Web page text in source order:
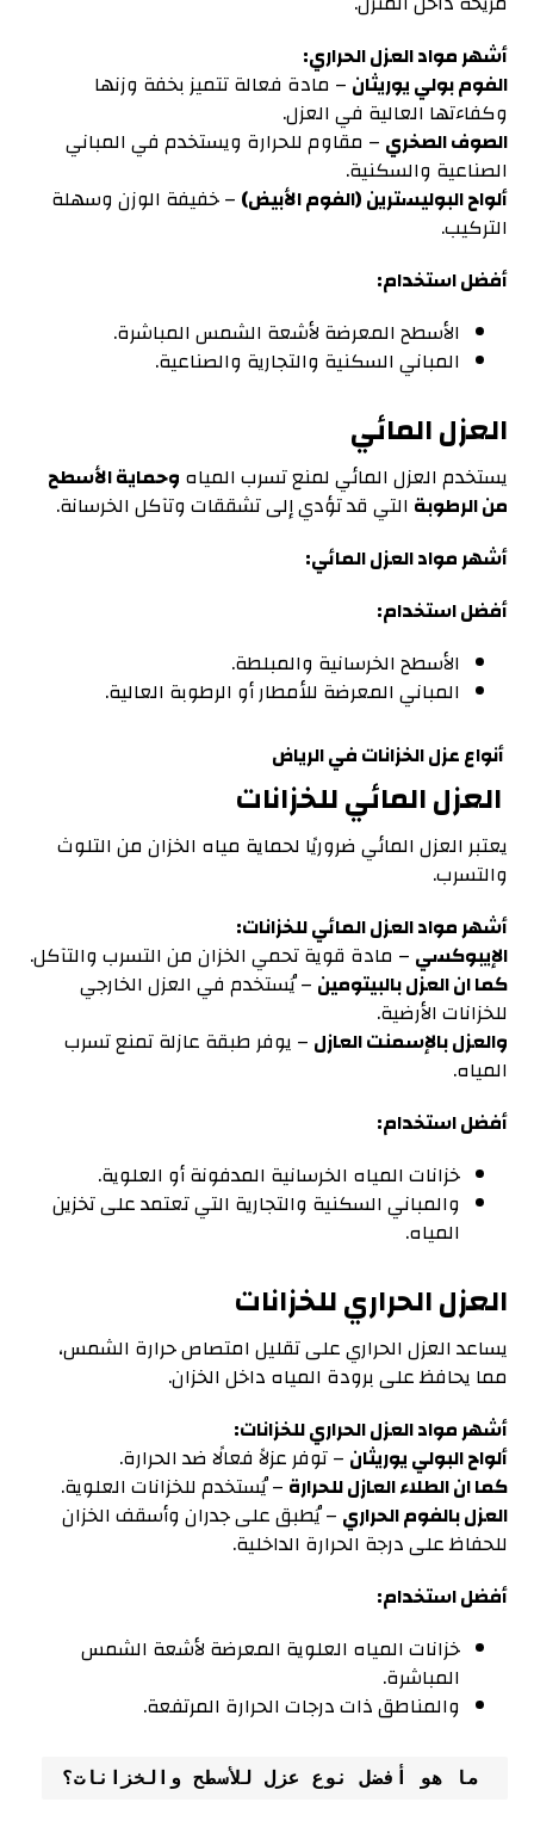
أشهر مواد العزل الحراري:
الفوم بولي يوريثان – مادة فعالة تتميز بخفة وزنها
وكفاءتها العالية في العزل.
الصوف الصخري – مقاوم للحرارة ويستخدم في المباني
الصناعية والسكنية.
ألواح البوليسترين (الفوم الأبيض) – خفيفة الوزن وسهلة
التركيب.
أفضل استخدام:
الأسطح المعرضة لأشعة الشمس المباشرة.
المباني السكنية والتجارية والصناعية.
العزل المائي
يستخدم العزل المائي لمنع تسرب المياه وحماية الأسطح
من الرطوبة التي قد تؤدي إلى تشققات وتآكل الخرسانة.
أشهر مواد العزل المائي:
أفضل استخدام:
الأسطح الخرسانية والمبلطة.
المباني المعرضة للأمطار أو الرطوبة العالية.
أنواع عزل الخزانات في الرياض
العزل المائي للخزانات
يعتبر العزل المائي ضروريًا لحماية مياه الخزان من التلوث
والتسرب.
أشهر مواد العزل المائي للخزانات:
الإيبوكسي – مادة قوية تحمي الخزان من التسرب والتآكل.
كما ان العزل بالبيتومين – يُستخدم في العزل الخارجي
للخزانات الأرضية.
والعزل بالإسمنت العازل – يوفر طبقة عازلة تمنع تسرب
المياه.
أفضل استخدام:
خزانات المياه الخرسانية المدفونة أو العلوية.
والمباني السكنية والتجارية التي تعتمد على تخزين
المياه.
العزل الحراري للخزانات
يساعد العزل الحراري على تقليل امتصاص حرارة الشمس،
مما يحافظ على برودة المياه داخل الخزان.
أشهر مواد العزل الحراري للخزانات:
ألواح البولي يوريثان – توفر عزلاً فعالًا ضد الحرارة.
كما ان الطلاء العازل للحرارة – يُستخدم للخزانات العلوية.
العزل بالفوم الحراري – يُطبق على جدران وأسقف الخزان
للحفاظ على درجة الحرارة الداخلية.
أفضل استخدام:
خزانات المياه العلوية المعرضة لأشعة الشمس
المباشرة.
والمناطق ذات درجات الحرارة المرتفعة.
ما هو أفضل نوع عزل للأسطح والخزانات؟